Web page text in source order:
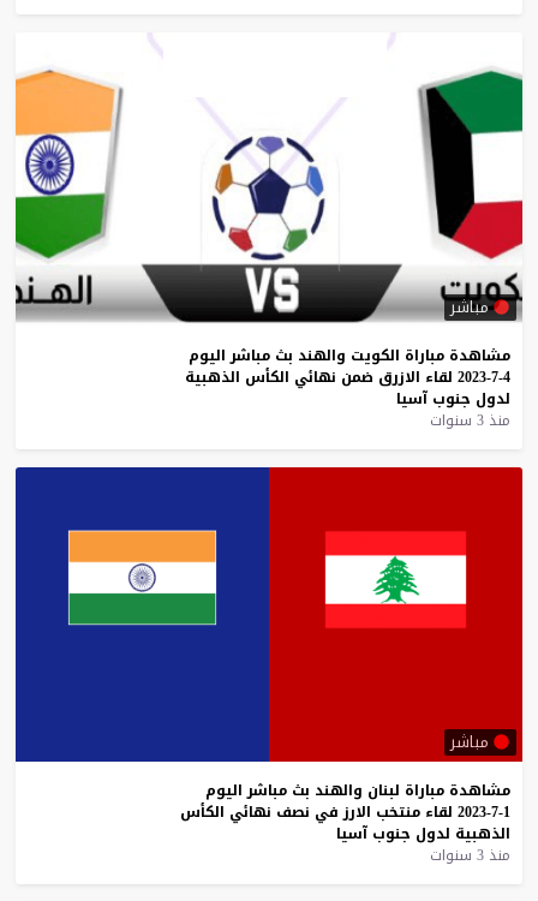
مباشر
مشاهدة مباراة الكويت والهند بث مباشر اليوم
4-7-2023
لقاء الازرق ضمن نهائي الكأس الذهبية
لدول جنوب آسيا
منذ 3 سنوات
مباشر
مشاهدة مباراة لبنان والهند بث مباشر اليوم
1-7-2023
لقاء منتخب الارز في نصف نهائي الكأس
الذهبية لدول جنوب آسيا
منذ 3 سنوات